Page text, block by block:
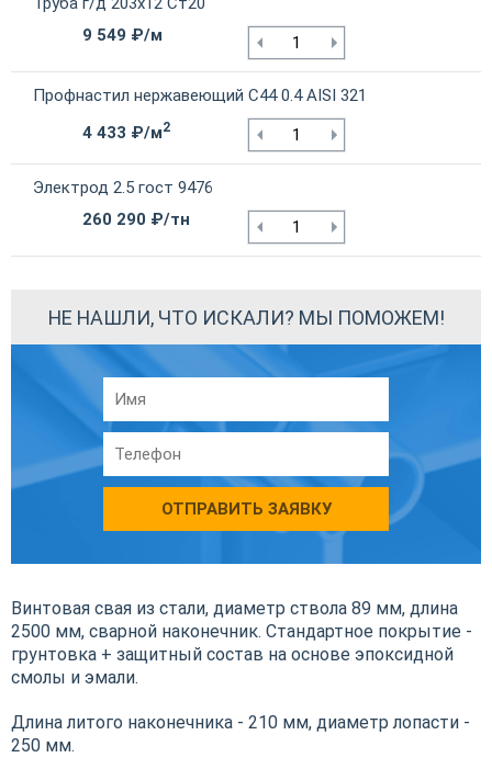
9 549 ₽/м
Профнастил нержавеющий С44 0.4 AISI 321
4 433 ₽/м2
Электрод 2.5 гост 9476
260 290 ₽/тн
НЕ НАШЛИ, ЧТО ИСКАЛИ? МЫ ПОМОЖЕМ!
ОТПРАВИТЬ ЗАЯВКУ
Винтовая свая из стали, диаметр ствола 89 мм, длина
2500 мм, сварной наконечник. Стандартное покрытие -
грунтовка + защитный состав на основе эпоксидной
смолы и эмали.
Длина литого наконечника - 210 мм, диаметр лопасти -
250 мм.